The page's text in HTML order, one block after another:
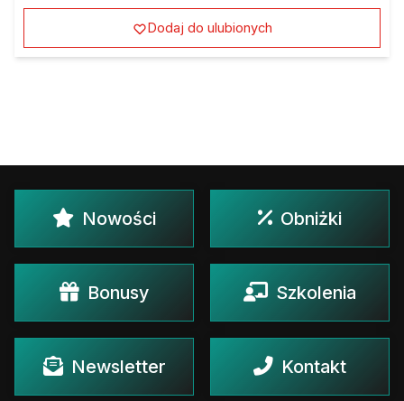
Dodaj do ulubionych
Nowości Obniżki
Bonusy Szkolenia
Newsletter Kontakt